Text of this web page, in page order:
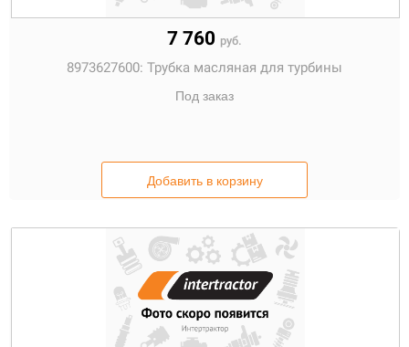
7 760 руб.
8973627600: Трубка масляная для турбины
Под заказ
Добавить в корзину